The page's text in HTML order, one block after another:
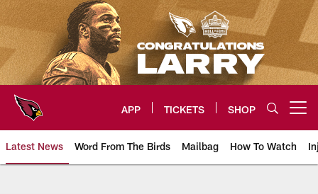
Skip
to
main
content
APP TICKETS SHOP
Latest News Word From The Birds Mailbag How To Watch